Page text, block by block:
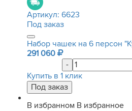
Артикул: 6623
Под заказ
Набор чашек на 6 персон
291 060
-
Купить в 1 клик
В избранном В избранное